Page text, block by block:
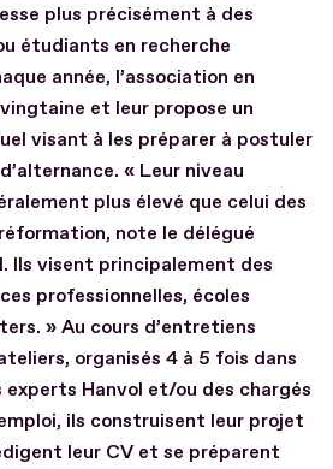
plus précisément à des
étudiants en recherche
année, l’association en
et leur propose un
visant à les préparer à postuler
« Leur niveau
plus élevé que celui des
note le délégué
Ils visent principalement des
professionnelles, écoles
» Au cours d’entretiens
organisés 4 à 5 fois dans
experts Hanvol et/ou des chargés
ils construisent leur projet
leur CV et se préparent